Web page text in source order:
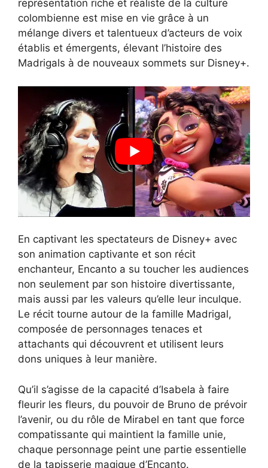
représentation riche et réaliste de la culture
colombienne est mise en vie grâce à un
mélange divers et talentueux d’acteurs de voix
établis et émergents, élevant l’histoire des
Madrigals à de nouveaux sommets sur Disney+.
En captivant les spectateurs de Disney+ avec
son animation captivante et son récit
enchanteur, Encanto a su toucher les audiences
non seulement par son histoire divertissante,
mais aussi par les valeurs qu’elle leur inculque.
Le récit tourne autour de la famille Madrigal,
composée de personnages tenaces et
attachants qui découvrent et utilisent leurs
dons uniques à leur manière.
Qu’il s’agisse de la capacité d’Isabela à faire
fleurir les fleurs, du pouvoir de Bruno de prévoir
l’avenir, ou du rôle de Mirabel en tant que force
compatissante qui maintient la famille unie,
chaque personnage peint une partie essentielle
de la tapisserie magique d’Encanto.